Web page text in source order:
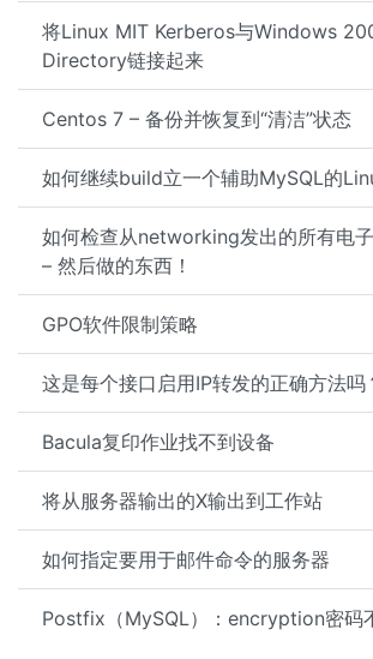
将Linux MIT Kerberos与Windows
Directory链接起来
Centos 7 – 备份并恢复到“清洁”状态
如何继续build立一个辅助MySQL的
如何检查从networking发出的所有电
– 然后做的东西！
GPO软件限制策略
这是每个接口启用IP转发的正确方法吗
Bacula复印作业找不到设备
将从服务器输出的X输出到工作站
如何指定要用于邮件命令的服务器
Postfix（MySQL）：encryption密码